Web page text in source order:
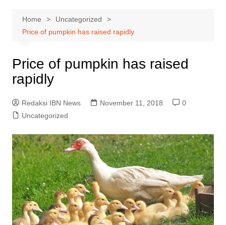
Home
Uncategorized
Price of pumpkin has raised rapidly
Price of pumpkin has raised
rapidly
Redaksi IBN News November 11, 2018
0
Uncategorized